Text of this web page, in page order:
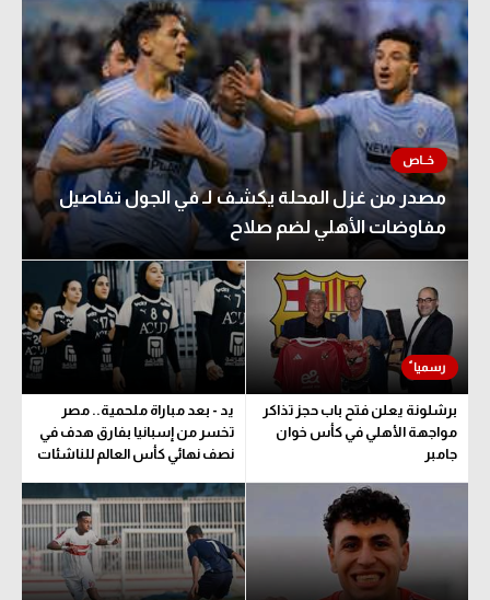
مصدر من غزل المحلة يكشف لـ في الجول تفاصيل
مفاوضات الأهلي لضم صلاح
برشلونة يعلن فتح باب حجز تذاكر
مواجهة الأهلي في كأس خوان
جامبر
يد - بعد مباراة ملحمية.. مصر
تخسر من إسبانيا بفارق هدف في
نصف نهائي كأس العالم للناشئات